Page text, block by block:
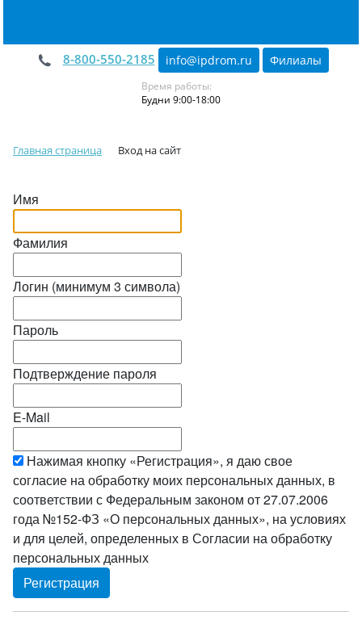
8-800-550-2185 info@ipdrom.ru Филиалы
Время работы:
Будни 9:00-18:00
Главная страница Вход на сайт
Имя
Фамилия
Логин (минимум 3 символа)
Пароль
Подтверждение пароля
E-Mail
Нажимая кнопку «Регистрация», я даю свое
согласие на обработку моих персональных данных, в
соответствии с Федеральным законом от 27.07.2006
года №152-ФЗ «О персональных данных», на условиях
и для целей, определенных в Согласии на обработку
персональных данных